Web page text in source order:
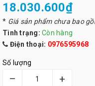
18.030.600₫
* Giá sản phẩm chưa bao
Tình trạng: Còn hàng
Điện thoại: 0976595968
Số lượng
– +